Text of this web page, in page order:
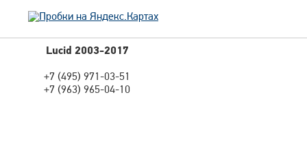
Lucid 2003-2017
+7 (495) 971-03-51
+7 (963) 965-04-10